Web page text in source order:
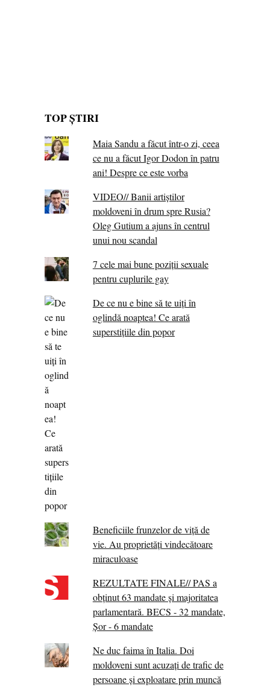
TOP ȘTIRI
Maia Sandu a făcut într-o zi, ceea
ce nu a făcut Igor Dodon în patru
ani! Despre ce este vorba
VIDEO// Banii artiștilor
moldoveni în drum spre Rusia?
Oleg Gutium a ajuns în centrul
unui nou scandal
7 cele mai bune poziții sexuale
pentru cuplurile gay
De ce nu e bine să te uiți în
oglindă noaptea! Ce arată
superstițiile din popor
Beneficiile frunzelor de viță de
vie. Au proprietăţi vindecătoare
miraculoase
REZULTATE FINALE// PAS a
obținut 63 mandate și majoritatea
parlamentară. BECS - 32 mandate,
Șor - 6 mandate
Ne duc faima în Italia. Doi
moldoveni sunt acuzați de trafic de
persoane și exploatare prin muncă